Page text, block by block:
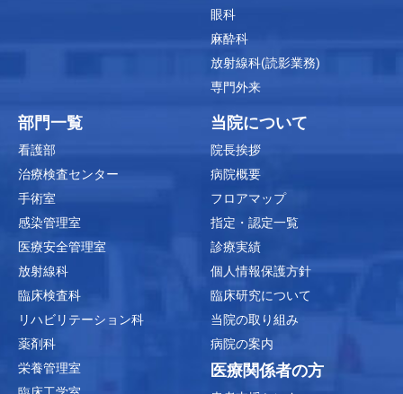
眼科
麻酔科
放射線科(読影業務)
専門外来
部門一覧
看護部
治療検査センター
手術室
感染管理室
医療安全管理室
放射線科
臨床検査科
リハビリテーション科
薬剤科
栄養管理室
当院について
院長挨拶
病院概要
フロアマップ
指定・認定一覧
診療実績
個人情報保護方針
臨床研究について
当院の取り組み
病院の案内
医療関係者の方